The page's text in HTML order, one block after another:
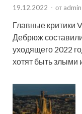
19.12.2022 - от admin
Главные критики
Дебрюж
уходящего 2022
хотят быть злыми